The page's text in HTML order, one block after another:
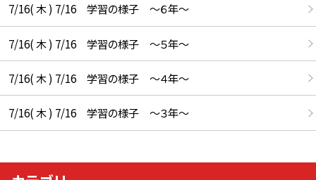
7/16( 木 ) 7/16 学習の様子 ～６年～
7/16( 木 ) 7/16 学習の様子 ～５年～
7/16( 木 ) 7/16 学習の様子 ～４年～
7/16( 木 ) 7/16 学習の様子 ～３年～